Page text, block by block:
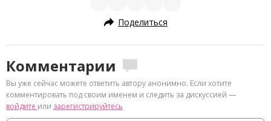
Поделиться
Комментарии
Вы уже сейчас можете ответить автору анонимно. Если хотите
комментировать под своим именем и следить за дискуссией —
войдите или зарегистрируйтесь